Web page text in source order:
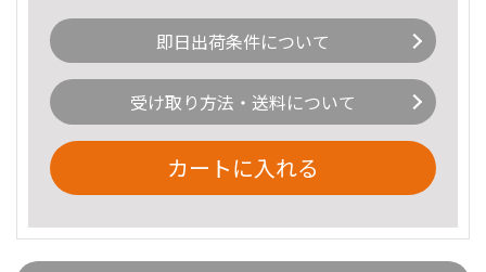
即日出荷条件について
受け取り方法・送料について
カートに入れる